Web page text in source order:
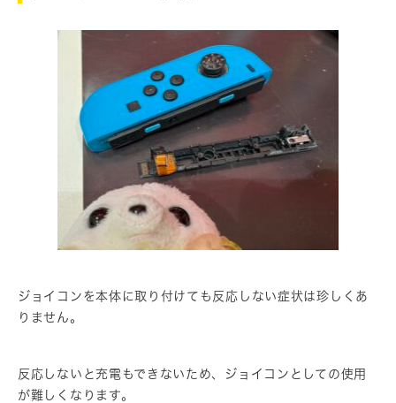
ジョイコンを本体に取り付けても反応しない症状は珍しくあ
りません。
反応しないと充電もできないため、ジョイコンとしての使用
が難しくなります。